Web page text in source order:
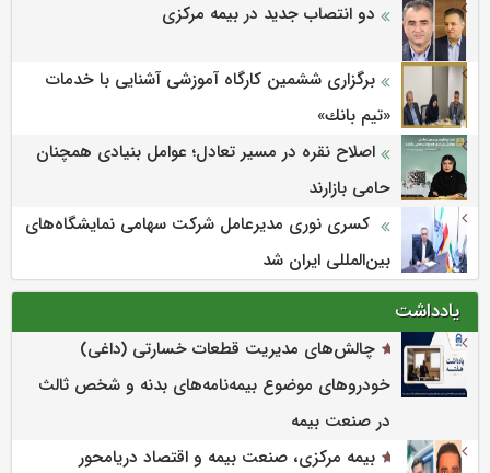
دو انتصاب جدید در بیمه مرکزی
برگزاری ششمین كارگاه آموزشی آشنایی با خدمات
«تیم بانك»
اصلاح نقره در مسیر تعادل؛ عوامل بنیادی همچنان
حامی بازارند
کسری نوری مدیرعامل شرکت سهامی نمایشگاه‌های
بین‌المللی ایران شد
یادداشت
چالش‌های مدیریت قطعات خسارتی (داغی)
خودروهای موضوع بیمه‌نامه‌های بدنه و شخص ثالث
در صنعت بیمه
بیمه مرکزی، صنعت بیمه و اقتصاد دریامحور